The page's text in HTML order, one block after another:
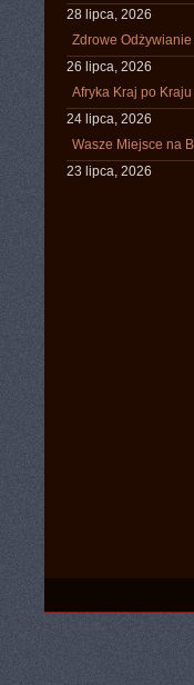
28 lipca, 2026
Zdrowe
26 lipca, 2026
Afryka Kraj po Kraju
24 lipca, 2026
Wasze Miejsce na
23 lipca, 2026